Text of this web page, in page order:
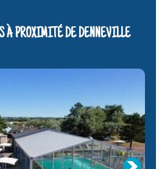
À PROXIMITÉ DE DENNEVILLE